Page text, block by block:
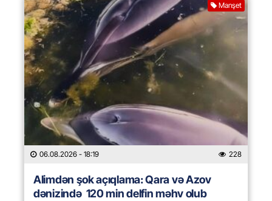
Manşet
06.08.2026 - 18:19 228
Alimdən şok açıqlama: Qara və Azov
dənizində 120 min delfin məhv olub